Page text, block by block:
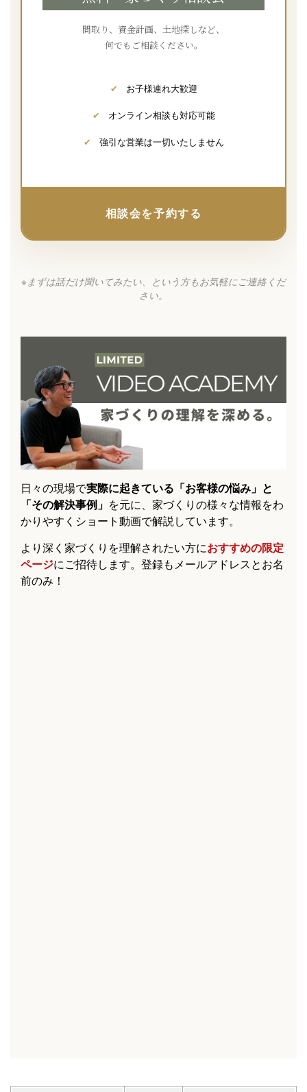
間取り、資金計画、土地探しなど、
何でもご相談ください。
✔ お子様連れ大歓迎
✔ オンライン相談も対応可能
✔ 強引な営業は一切いたしません
相談会を予約する
※まずは話だけ聞いてみたい、という方もお気軽にご連絡くだ
さい。
日々の現場で実際に起きている「お客様の悩み」と
「その解決事例」 を元に、家づくりの様々な情報をわ
かりやすくショート動画で解説しています。
より深く家づくりを理解されたい方におすすめの限定
ページにご招待します。登録もメールアドレスとお名
前のみ！